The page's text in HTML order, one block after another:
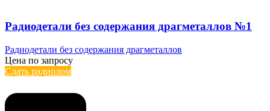
Радиодетали без содержания драгметаллов №1
Радиодетали без содержания драгметаллов
Цена по запросу
Сдать радиолом